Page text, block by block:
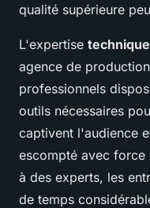
qualité supérieure
L'expertise
agence de
professionnels
outils nécessaires
captivent l'audience
escompté avec force
à des experts, les
de temps